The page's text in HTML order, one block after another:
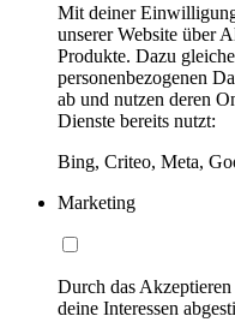
Mit deiner
unserer Website über
Produkte. Dazu
personenbezogenen
ab und nutzen deren
Dienste bereits nutzt:
Bing, Criteo, Meta,
Marketing
Durch das
deine Interessen